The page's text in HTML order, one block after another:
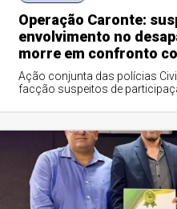
Operação Caronte:
envolvimento no
morre em confronto
Ação conjunta das polícias
facção suspeitos de